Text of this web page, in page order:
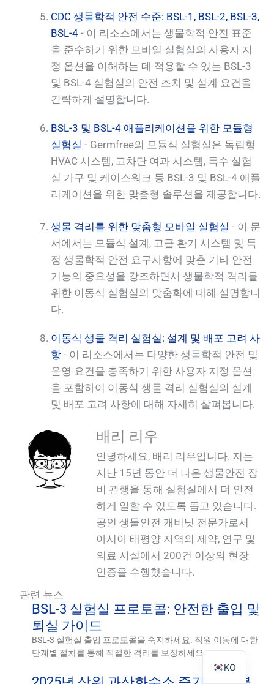
CDC 생물학적 안전 수준: BSL-1, BSL-2, BSL-3,
BSL-4 - 이 리소스에서는 생물학적 안전 표준
을 준수하기 위한 모바일 실험실의 사용자 지
정 옵션을 이해하는 데 적용할 수 있는 BSL-3
및 BSL-4 실험실의 안전 조치 및 설계 요건을
간략하게 설명합니다.
BSL-3 및 BSL-4 애플리케이션을 위한 모듈형
실험실 - Germfree의 모듈식 실험실은 독립형
HVAC 시스템, 고차단 여과 시스템, 특수 실험
실 가구 및 케이스워크 등 BSL-3 및 BSL-4 애플
리케이션을 위한 맞춤형 솔루션을 제공합니다.
생물 격리를 위한 맞춤형 모바일 실험실 - 이 문
서에서는 모듈식 설계, 고급 환기 시스템 및 특
정 생물학적 안전 요구사항에 맞춘 기타 안전
기능의 중요성을 강조하면서 생물학적 격리를
위한 이동식 실험실의 맞춤화에 대해 설명합니
다.
이동식 생물 격리 실험실: 설계 및 배포 고려 사
항 - 이 리소스에서는 다양한 생물학적 안전 및
운영 요건을 충족하기 위한 사용자 지정 옵션
을 포함하여 이동식 생물 격리 실험실의 설계
및 배포 고려 사항에 대해 자세히 살펴봅니다.
배리 리우
안녕하세요, 배리 리우입니다. 저는
지난 15년 동안 더 나은 생물안전 장
비 관행을 통해 실험실에서 더 안전
하게 일할 수 있도록 돕고 있습니다.
공인 생물안전 캐비닛 전문가로서
아시아 태평양 지역의 제약, 연구 및
의료 시설에서 200건 이상의 현장
인증을 수행했습니다.
관련 뉴스
BSL-3 실험실 프로토콜: 안전한 출입 및
퇴실 가이드
BSL-3 실험실 출입 프로토콜을 숙지하세요. 직원 이동에 대한
단계별 절차를 통해 적절한 격리를 보장하세요.
KO
EN
IT
RO
ES
TR
PL